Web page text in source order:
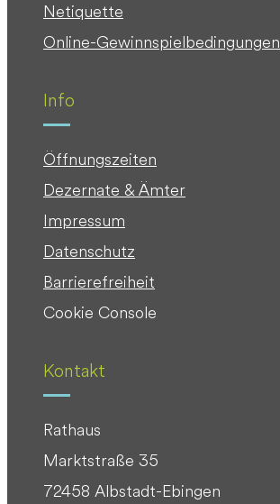
Netiquette
Online-Gewinnspielbedingungen
Info
Öffnungszeiten
Dezernate & Ämter
Impressum
Datenschutz
Barrierefreiheit
Cookie Console
Kontakt
Rathaus
Marktstraße 35
72458 Albstadt-Ebingen